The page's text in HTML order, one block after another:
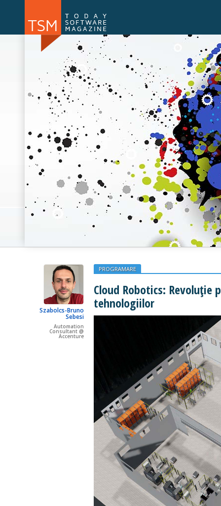
Numărul 169 Numărul
Szabolcs-Bruno
Sebesi
Automation
Consultant @
Accenture
PROGRAMARE
Cloud Robotics: Revoluție
tehnologiilor